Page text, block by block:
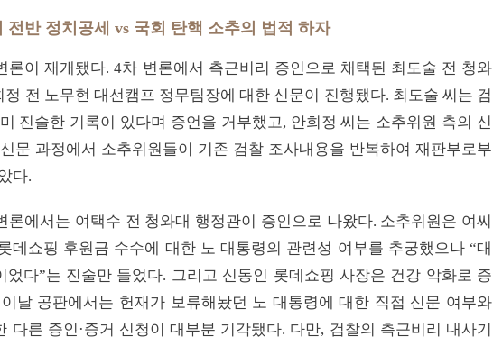
전반 정치공세 vs 국회 탄핵 소추의 법적 하자
론이 재개됐다. 4차 변론에서 측근비리 증인으로 채택된 최도술 전 청와
전 노무현 대선캠프 정무팀장에 대한 신문이 진행됐다. 최도술 씨는 검
진술한 기록이 있다며 증언을 거부했고, 안희정 씨는 소추위원 측의 신
문 과정에서 소추위원들이 기존 검찰 조사내용을 반복하여 재판부로부
다.
론에서는 여택수 전 청와대 행정관이 증인으로 나왔다. 소추위원은 여씨
데쇼핑 후원금 수수에 대한 노 대통령의 관련성 여부를 추궁했으나 “대
었다”는 진술만 들었다. 그리고 신동인 롯데쇼핑 사장은 건강 악화로 증
날 공판에서는 헌재가 보류해놨던 노 대통령에 대한 직접 신문 여부와
다른 증인·증거 신청이 대부분 기각됐다. 다만, 검찰의 측근비리 내사기